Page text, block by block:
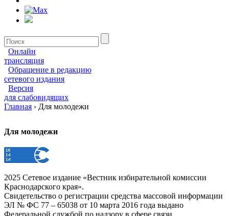
Онлайн
трансляция
Обращение в редакцию
сетевого издания
Версия
для слабовидящих
Главная › Для молодежи
Для молодежи
2025 Сетевое издание «Вестник избирательной комиссии
Краснодарского края».
Свидетельство о регистрации средства массовой информации
ЭЛ № ФС 77 – 65038 от 10 марта 2016 года выдано